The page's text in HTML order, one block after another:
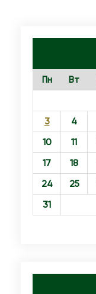
н
к
к
Пн Вт
3
4
10
11
17
18
24
25
31